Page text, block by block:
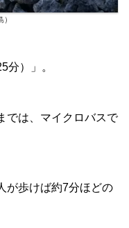
分）」。
では、マイクロバスで
が歩けば約7分ほどの